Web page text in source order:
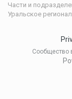
Части и
Уральское
Сообщество